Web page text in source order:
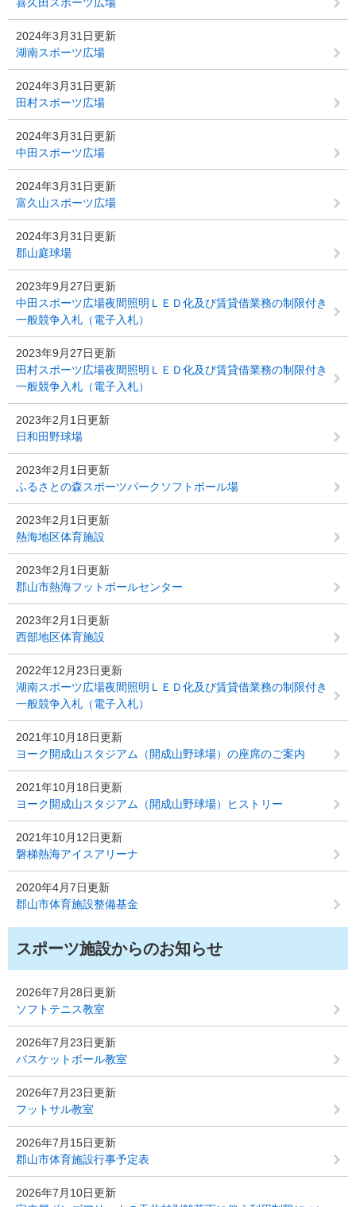
喜久田スポーツ広場
2024年3月31日更新
湖南スポーツ広場
2024年3月31日更新
田村スポーツ広場
2024年3月31日更新
中田スポーツ広場
2024年3月31日更新
富久山スポーツ広場
2024年3月31日更新
郡山庭球場
2023年9月27日更新
中田スポーツ広場夜間照明ＬＥＤ化及び賃貸借業務の制限付き
一般競争入札（電子入札）
2023年9月27日更新
田村スポーツ広場夜間照明ＬＥＤ化及び賃貸借業務の制限付き
一般競争入札（電子入札）
2023年2月1日更新
日和田野球場
2023年2月1日更新
ふるさとの森スポーツパークソフトボール場
2023年2月1日更新
熱海地区体育施設
2023年2月1日更新
郡山市熱海フットボールセンター
2023年2月1日更新
西部地区体育施設
2022年12月23日更新
湖南スポーツ広場夜間照明ＬＥＤ化及び賃貸借業務の制限付き
一般競争入札（電子入札）
2021年10月18日更新
ヨーク開成山スタジアム（開成山野球場）の座席のご案内
2021年10月18日更新
ヨーク開成山スタジアム（開成山野球場）ヒストリー
2021年10月12日更新
磐梯熱海アイスアリーナ
2020年4月7日更新
郡山市体育施設整備基金
スポーツ施設からのお知らせ
2026年7月28日更新
ソフトテニス教室
2026年7月23日更新
バスケットボール教室
2026年7月23日更新
フットサル教室
2026年7月15日更新
郡山市体育施設行事予定表
2026年7月10日更新